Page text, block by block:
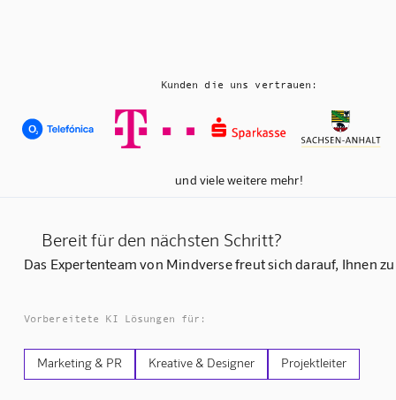
Kunden die uns vertrauen:
und viele weitere mehr!
Bereit für den nächsten Schritt?
Das Expertenteam von Mindverse freut sich darauf, Ihnen
Vorbereitete KI Lösungen für:
Marketing & PR Kreative & Designer Projektleiter